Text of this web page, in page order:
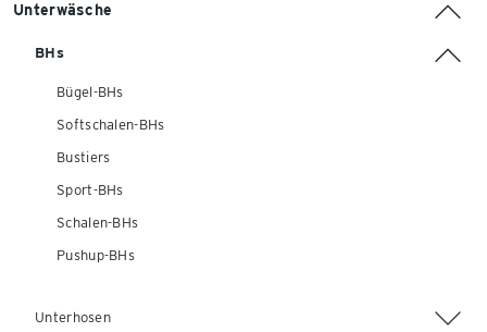
Unterwäsche
BHs
Bügel-BHs
Softschalen-BHs
Bustiers
Sport-BHs
Schalen-BHs
Pushup-BHs
Unterhosen